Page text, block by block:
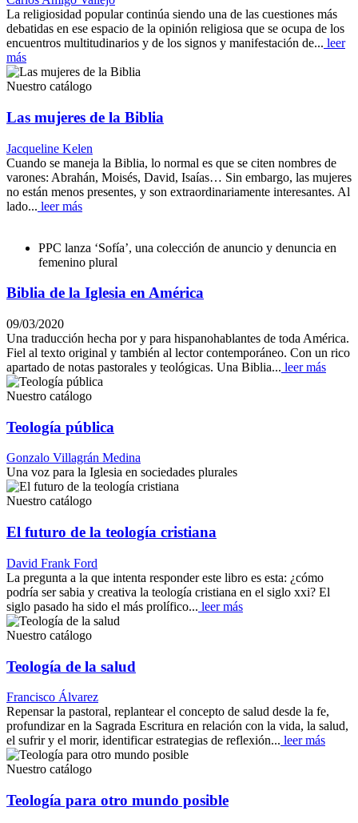
La religiosidad popular continúa siendo una de las cuestiones más
debatidas en ese espacio de la opinión religiosa que se ocupa de los
encuentros multitudinarios y de los signos y manifestación de... leer
más
Nuestro catálogo
Las mujeres de la Biblia
Jacqueline Kelen
Cuando se maneja la Biblia, lo normal es que se citen nombres de
varones: Abrahán, Moisés, David, Isaías… Sin embargo, las mujeres
no están menos presentes, y son extraordinariamente interesantes. Al
lado... leer más
PPC lanza ‘Sofía’, una colección de anuncio y denuncia en
femenino plural
Biblia de la Iglesia en América
09/03/2020
Una traducción hecha por y para hispanohablantes de toda América.
Fiel al texto original y también al lector contemporáneo. Con un rico
apartado de notas pastorales y teológicas. Una Biblia... leer más
Nuestro catálogo
Teología pública
Gonzalo Villagrán Medina
Una voz para la Iglesia en sociedades plurales
Nuestro catálogo
El futuro de la teología cristiana
David Frank Ford
La pregunta a la que intenta responder este libro es esta: ¿cómo
podría ser sabia y creativa la teología cristiana en el siglo xxi? El
siglo pasado ha sido el más prolífico... leer más
Nuestro catálogo
Teología de la salud
Francisco Álvarez
Repensar la pastoral, replantear el concepto de salud desde la fe,
profundizar en la Sagrada Escritura en relación con la vida, la salud,
el sufrir y el morir, identificar estrategias de reflexión... leer más
Nuestro catálogo
Teología para otro mundo posible